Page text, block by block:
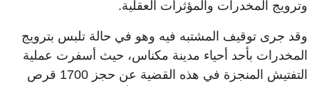
وترويج المخدرات والمؤثرات العقلية.
وقد جرى توقيف المشتبه فيه وهو في حالة تلبس بترويج
المخدرات بأحد أحياء مدينة مكناس، حيث أسفرت عملية
التفتيش المنجزة في هذه القضية عن حجز 1700 قرص